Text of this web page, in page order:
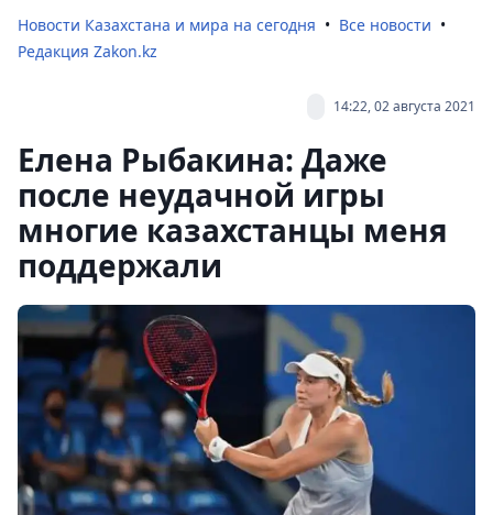
Новости Казахстана и мира на сегодня
Все новости
Редакция Zakon.kz
14:22, 02 августа 2021
Елена Рыбакина: Даже
после неудачной игры
многие казахстанцы меня
поддержали